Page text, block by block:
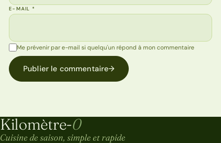
E-MAIL*
Me prévenir par e-mail si quelqu'un répond à mon commentaire
Publier le commentaire→
Kilomètre-0
Kilomètre-0
Cuisine de saison, simple et rapide